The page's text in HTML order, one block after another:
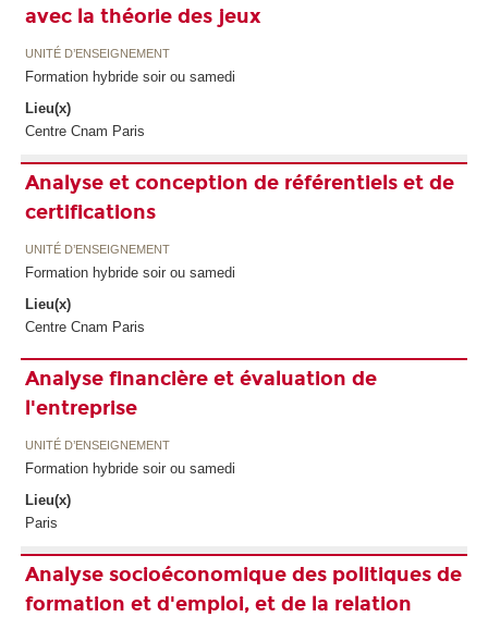
avec la théorie des jeux
UNITÉ D’ENSEIGNEMENT
Formation hybride soir ou samedi
Lieu(x)
Centre Cnam Paris
Analyse et conception de référentiels et de
certifications
UNITÉ D’ENSEIGNEMENT
Formation hybride soir ou samedi
Lieu(x)
Centre Cnam Paris
Analyse financière et évaluation de
l'entreprise
UNITÉ D’ENSEIGNEMENT
Formation hybride soir ou samedi
Lieu(x)
Paris
Analyse socioéconomique des politiques de
formation et d'emploi, et de la relation